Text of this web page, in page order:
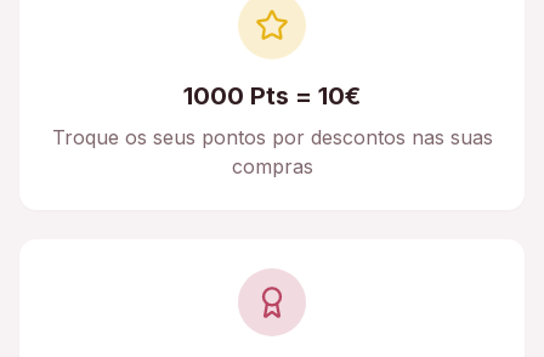
1000 Pts = 10€
Troque os seus pontos por descontos nas suas
compras